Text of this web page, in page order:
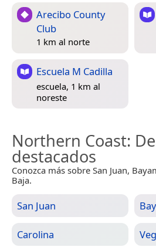
Arecibo County
Club
1 km al norte
Escuela M Cadilla
escuela, 1 km al
noreste
Northern Coast:
destacados
Conozca más sobre San Juan,
Baja.
San Juan
Carolina